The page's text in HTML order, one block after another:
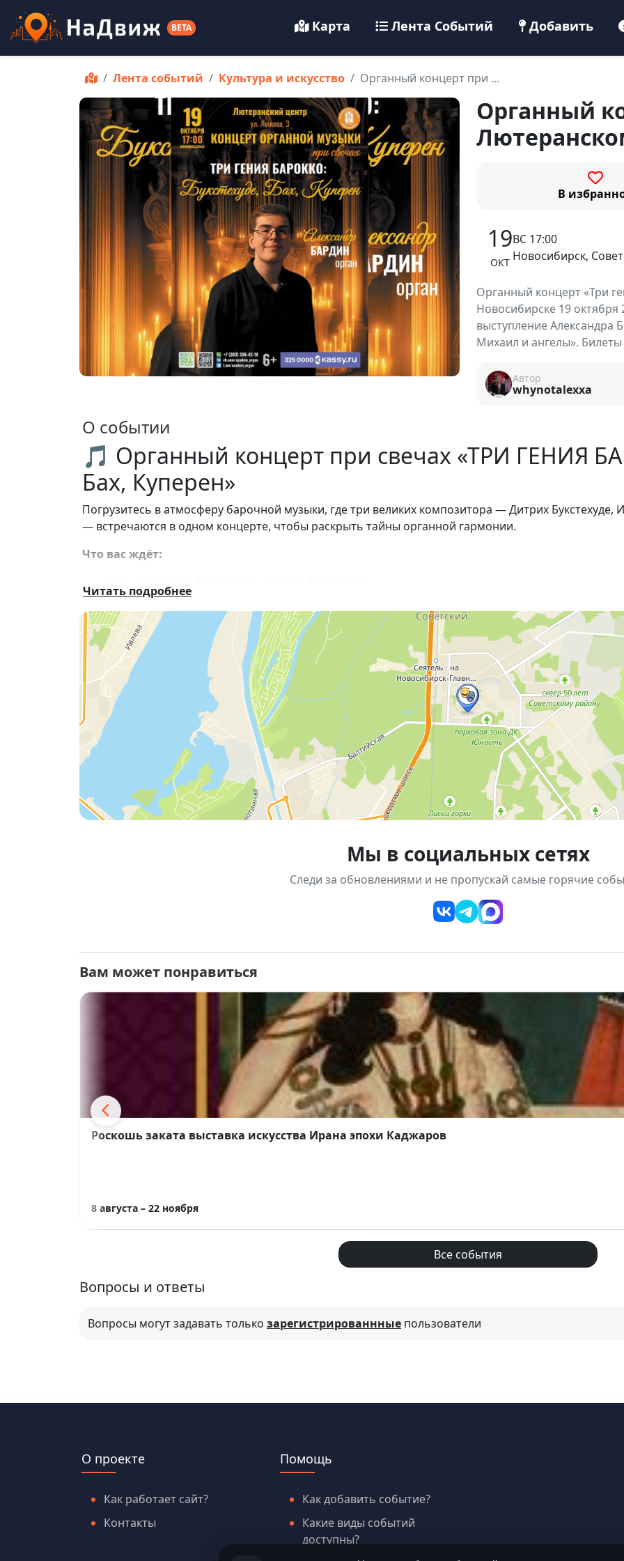
BETA Карта Лента Событий Добавить
Лента событий Культура и искусство Органный концерт при …
Органный
В
19
ОКТ
ВС 17:00
Новосибирск,
Органный концерт «Три
Новосибирске 19 октября
выступление Александра
Михаил и ангелы». Билеты
Автор
whynotalexxa
О событии
🎵 Органный концерт при свечах «ТРИ ГЕНИЯ
Бах, Куперен»
Погрузитесь в атмосферу барочной музыки, где три великих композитора — Дитрих Букстехуде,
— встречаются в одном концерте, чтобы раскрыть тайны органной гармонии.
Что вас ждёт:
Эмоциональная глубина хоралов и прелюдий Баха
Игривость и утончённость французского Куперена
Особая выставка «Святой Архангел Михаил и ангелы» от Музея Ангелов
Исполнитель:
Александр Бардин, орган (лауреат международных конкурсов, студент НГК им. М.И.
📅
Дата и время:
19 октября 2025, 17:00
📍Место:
Лютеранский центр, Новосибирск
🎟
800 ₽ — Купить билет
Читать подробнее
Мы в социальных сетях
Следи за обновлениями и не пропускай самые горячие
Вам может понравиться
Роскошь заката выставка искусства Ирана эпохи Каджаров
8 августа – 22 ноября
Все события
Вопросы и ответы
Вопросы могут задавать только зарегистрированнные пользователи
О проекте
Как работает сайт?
Контакты
Помощь
Как добавить событие?
Какие виды событий
доступны?